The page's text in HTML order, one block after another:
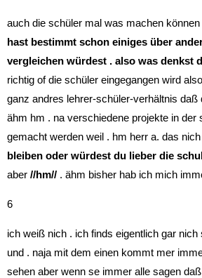
auch die schüler mal was machen können
hast bestimmt schon einiges über
vergleichen würdest . also was denkst
richtig of die schüler eingegangen wird
ganz andres lehrer-schüler-verhältnis
ähm hm . na verschiedene projekte in
gemacht werden weil . hm herr a. das
bleiben oder würdest du lieber die
aber //hm// . ähm bisher hab ich mich
6
ich weiß nich . ich finds eigentlich gar
und . naja mit dem einen kommt mer
sehen aber wenn se immer alle sagen